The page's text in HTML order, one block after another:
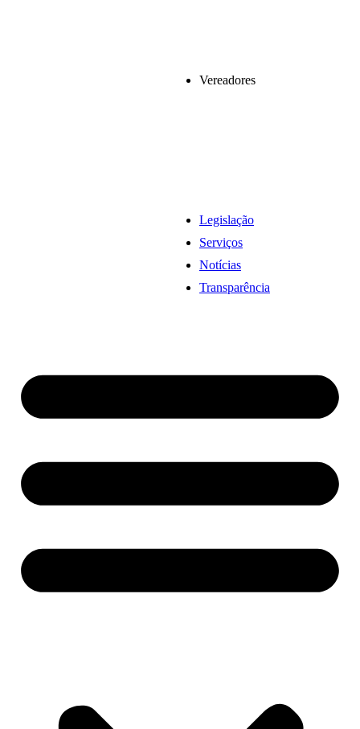
Vereadores
Legislação
Serviços
Notícias
Transparência